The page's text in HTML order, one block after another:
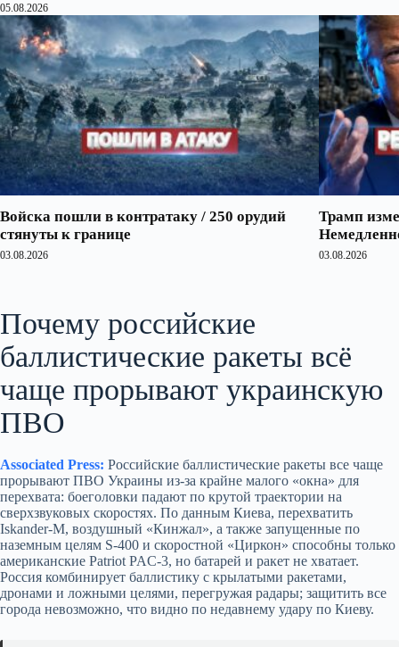
05.08.2026
Войска пошли в контратаку / 250 орудий
стянуты к границе
03.08.2026
Трамп
03.08.2026
Почему российские
баллистические ракеты всё
чаще прорывают украинскую
ПВО
Associated Press: Российские баллистические ракеты все чаще
прорывают ПВО Украины из‑за крайне малого «окна» для
перехвата: боеголовки падают по крутой траектории на
сверхзвуковых скоростях. По данным Киева, перехватить
Iskander‑M, воздушный «Кинжал», а также запущенные по
наземным целям S‑400 и скоростной «Циркон» способны только
американские Patriot PAC‑3, но батарей и ракет не хватает.
Россия комбинирует баллистику с крылатыми ракетами,
дронами и ложными целями, перегружая радары; защитить все
города невозможно, что видно по недавнему удару по Киеву.